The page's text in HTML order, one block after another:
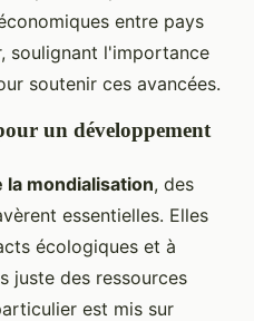
entre pays
soulignant l'importance
soutenir ces avancées.
un développement
la mondialisation, des
essentielles. Elles
écologiques et à
juste des ressources
est mis sur